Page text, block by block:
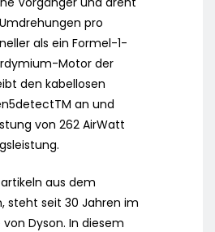
pro
als ein Formel-1-
Motor der
den kabellosen
an und
von 262 AirWatt
aus dem
steht seit 30 Jahren im
Dyson. In diesem